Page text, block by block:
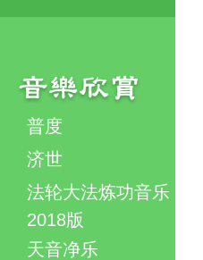
普度
济世
法轮大法炼功音乐
2018版
天音净乐